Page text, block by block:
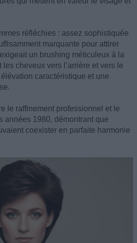
réfléchies : assez sophistiquée
marquante pour attirer
un brushing méticuleux à la
les cheveux vers l’arrière et vers le
caractéristique et une
le raffinement professionnel et le
années 1980, démontrant que
coexister en parfaite harmonie